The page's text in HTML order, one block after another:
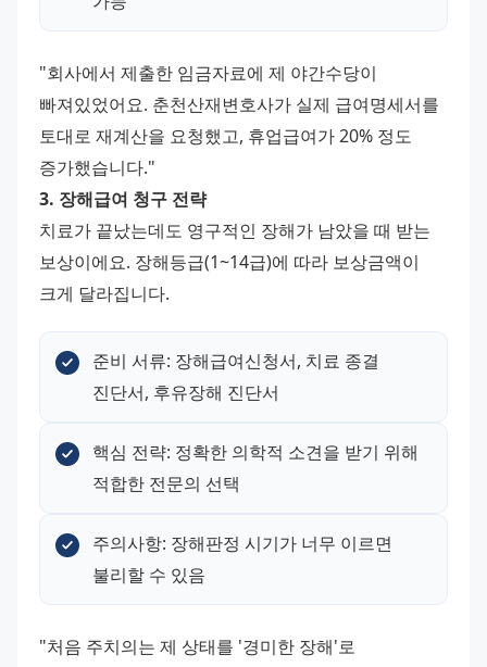
"회사에서 제출한 임금자료에 제 야간수당이
빠져있었어요. 춘천산재변호사가 실제 급여명세서를
토대로 재계산을 요청했고, 휴업급여가 20% 정도
증가했습니다."
3. 장해급여 청구 전략
치료가 끝났는데도 영구적인 장해가 남았을 때 받는
보상이에요. 장해등급(1~14급)에 따라 보상금액이
크게 달라집니다.
준비 서류: 장해급여신청서, 치료 종결
진단서, 후유장해 진단서
핵심 전략: 정확한 의학적 소견을 받기 위해
적합한 전문의 선택
주의사항: 장해판정 시기가 너무 이르면
불리할 수 있음
"처음 주치의는 제 상태를 '경미한 장해'로